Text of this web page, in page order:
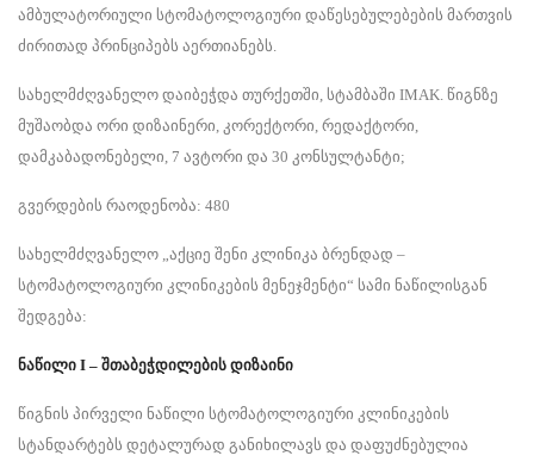
ამბულატორიული სტომატოლოგიური დაწესებულებების მართვის
ძირითად პრინციპებს აერთიანებს.
სახელმძღვანელო დაიბეჭდა თურქეთში, სტამბაში IMAK. წიგნზე
მუშაობდა ორი დიზაინერი, კორექტორი, რედაქტორი,
დამკაბადონებელი, 7 ავტორი და 30 კონსულტანტი;
გვერდების რაოდენობა: 480
სახელმძღვანელო „აქციე შენი კლინიკა ბრენდად –
სტომატოლოგიური კლინიკების მენეჯმენტი“ სამი ნაწილისგან
შედგება:
ნაწილი I – შთაბეჭდილების დიზაინი
წიგნის პირველი ნაწილი სტომატოლოგიური კლინიკების
სტანდარტებს დეტალურად განიხილავს და დაფუძნებულია